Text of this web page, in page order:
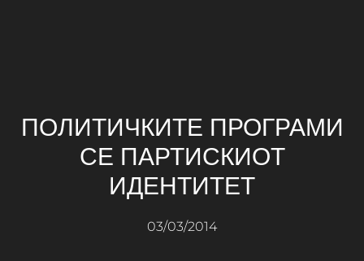
ПОЛИТИЧКИТЕ ПРОГРАМИ
СЕ ПАРТИСКИОТ
ИДЕНТИТЕТ
03/03/2014